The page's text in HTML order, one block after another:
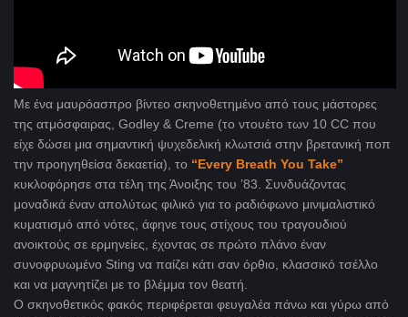
Με ένα μαυρόασπρο βίντεο σκηνοθετημένο από τους μάστορες
της ατμόσφαιρας, Godley & Creme (το ντουέτο των 10 CC που
είχε δώσει μια σημαντική ψυχεδελική κλωτσιά στην βρετανική ποπ
την προηγηθείσα δεκαετία), το “Every Breath You Take”
κυκλοφόρησε στα τέλη της Άνοιξης του ’83. Συνδυάζοντας
μοναδικά έναν απολύτως φιλικό για το ραδιόφωνο μινιμαλιστικό
κυματισμό από νότες, άφηνε τους στίχους του τραγουδιού
ανοικτούς σε ερμηνείες, έχοντας σε πρώτο πλάνο έναν
συνοφρυωμένο Sting να παίζει κάτι σαν όρθιο, κλασσικό τσέλλο
και να μαγνητίζει με το βλέμμα τον θεατή.
Ο σκηνοθετικός φακός περιφέρεται φευγαλέα πάνω και γύρω από